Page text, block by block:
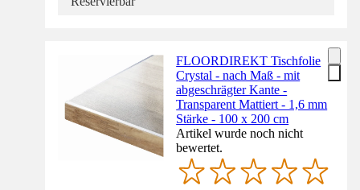
FLOORDIREKT Tischfolie
Crystal - nach Maß - mit
abgeschrägter Kante -
Transparent Mattiert - 1,6 mm
Stärke - 100 x 200 cm
Artikel wurde noch nicht
bewertet.